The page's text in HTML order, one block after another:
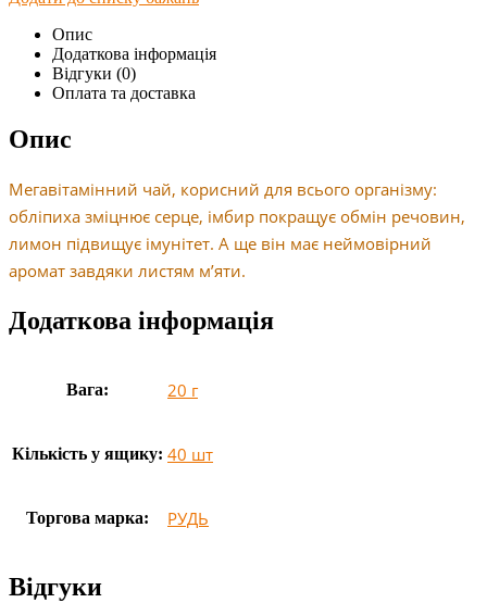
Опис
Додаткова інформація
Відгуки (0)
Оплата та доставка
Опис
Мегавітамінний чай, корисний для всього організму:
обліпиха зміцнює серце, імбир покращує обмін речовин,
лимон підвищує імунітет. А ще він має неймовірний
аромат завдяки листям м’яти.
Додаткова інформація
Вага: 20 г
Кількість у ящику: 40 шт
Торгова марка: РУДЬ
Відгуки